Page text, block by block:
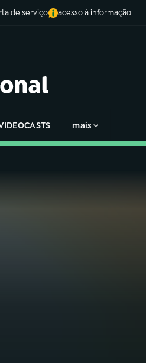
de serviço acesso à informação
mais